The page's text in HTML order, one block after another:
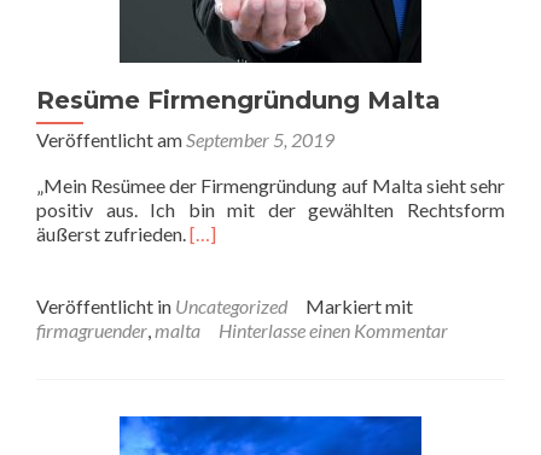
Resüme Firmengründung Malta
Veröffentlicht amSeptember 5, 2019
„Mein Resümee der Firmengründung auf Malta sieht sehr
positiv aus. Ich bin mit der gewählten Rechtsform
äußerst zufrieden.[…]
Veröffentlicht in Uncategorized
Markiert mit
firmagruender,malta Hinterlasse einen Kommentar